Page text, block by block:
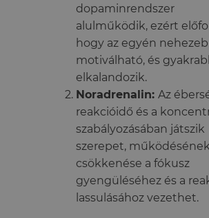
dopaminrendszer
alulműködik, ezért
hogy az egyén
motiválható, és
elkalandozik.
Noradrenalin: Az
reakcióidő és a
szabályozásában játszik
szerepet, működésének
csökkenése a fókusz
gyengüléséhez és a
lassulásához vezethet.